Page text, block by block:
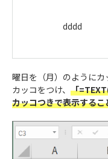
dddd
曜日を（月）のように
カッコをつけ、 「
カッコつきで表示するこ